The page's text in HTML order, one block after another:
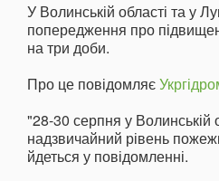
У Волинській області та у
попередження про
на три доби.
Про це повідомляє
"28-30 серпня у Волинській
надзвичайний рівень
йдеться у повідомленні.